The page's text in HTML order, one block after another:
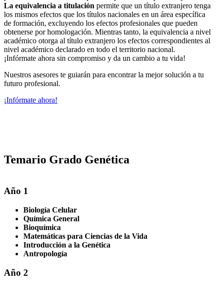
La equivalencia a titulación permite que un título extranjero tenga
los mismos efectos que los títulos nacionales en un área específica
de formación, excluyendo los efectos profesionales que pueden
obtenerse por homologación. Mientras tanto, la equivalencia a nivel
académico otorga al título extranjero los efectos correspondientes al
nivel académico declarado en todo el territorio nacional.
¡Infórmate ahora sin compromiso y da un cambio a tu vida!
Nuestros asesores te guiarán para encontrar la mejor solución a tu
futuro profesional.
¡Infórmate ahora!
Temario Grado Genética
Año 1
Biología Celular
Química General
Bioquímica
Matemáticas para Ciencias de la Vida
Introducción a la Genética
Antropología
Año 2